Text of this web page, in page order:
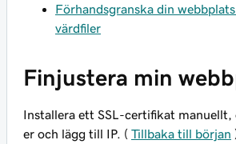
Förhandsgranska din
värdfiler
Finjustera min
Installera ett SSL-certifikat manuellt,
er och lägg till IP. ( Tillbaka till början